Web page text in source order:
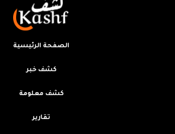
الصفحة الرئيسية
كشف خبر
كشف معلومة
تقارير